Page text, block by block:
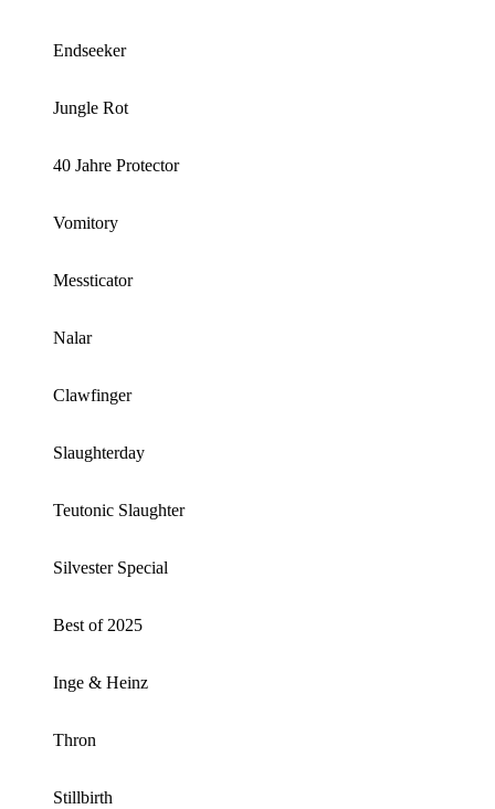
Endseeker
Jungle Rot
40 Jahre Protector
Vomitory
Messticator
Nalar
Clawfinger
Slaughterday
Teutonic Slaughter
Silvester Special
Best of 2025
Inge & Heinz
Thron
Stillbirth